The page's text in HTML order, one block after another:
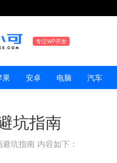
专注WP开发
果 安卓 电脑 汽车
坑指南
坑指南 内容如下：